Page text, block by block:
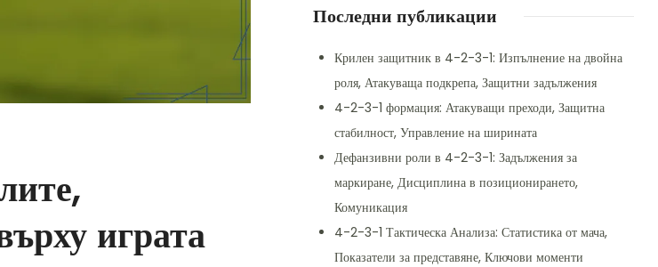
играта
Последни публикации
Крилен защитник в 4-2-3-1: Изпълнение на двойна
роля, Атакуваща подкрепа, Защитни задължения
4-2-3-1 формация: Атакуващи преходи, Защитна
стабилност, Управление на ширината
Дефанзивни роли в 4-2-3-1: Задължения за
маркиране, Дисциплина в позиционирането,
Комуникация
4-2-3-1 Тактическа Анализа: Статистика от мача,
Показатели за представяне, Ключови моменти